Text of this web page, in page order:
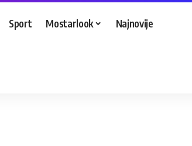
Sport Mostarlook Najnovije